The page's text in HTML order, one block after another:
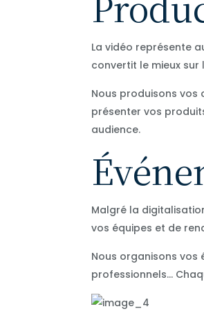
La vidéo représente
convertit le mieux sur
Nous produisons vos
présenter vos
audience.
Malgré la
vos équipes et de
Nous organisons vos
professionnels…